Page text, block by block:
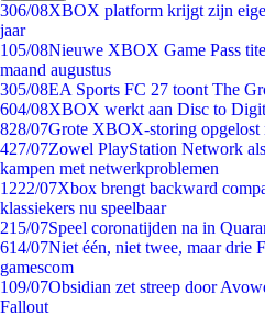
306/08XBOX platform krijgt zijn
jaar
105/08Nieuwe XBOX Game Pass
maand augustus
305/08EA Sports FC 27 toont The
604/08XBOX werkt aan Disc to
828/07Grote XBOX-storing opgelost
427/07Zowel PlayStation Network
kampen met netwerkproblemen
1222/07Xbox brengt backward
klassiekers nu speelbaar
215/07Speel coronatijden na in
614/07Niet één, niet twee, maar drie
gamescom
109/07Obsidian zet streep door
Fallout